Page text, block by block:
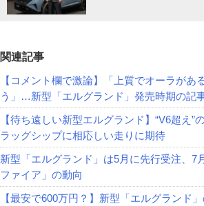
関連記事
【コメント欄で激論】「上質でオーラが
う」…新型「エルグランド」発売時期の記
【待ち遠しい新型エルグランド】“V6超え
ラッグシップに相応しい走りに期待
新型「エルグランド」は5月に先行受注、
ファイア」の動向
【最安で600万円？】新型「エルグランド